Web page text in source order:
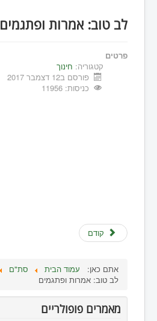
לב טוב: אמרות ופתגמים
פרטים
קטגוריה: חינוך
פורסם ב12 דצמבר 2017
כניסות: 11956
קודם
אתם כאן: עמוד הבית סת"ם
לב טוב: אמרות ופתגמים
מאמרים פופולריים